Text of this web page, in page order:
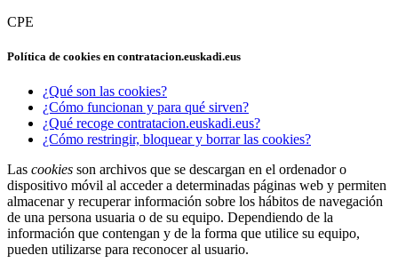
CPE
Política de cookies en contratacion.euskadi.eus
¿Qué son las cookies?
¿Cómo funcionan y para qué sirven?
¿Qué recoge contratacion.euskadi.eus?
¿Cómo restringir, bloquear y borrar las cookies?
Las cookies son archivos que se descargan en el ordenador o
dispositivo móvil al acceder a determinadas páginas web y permiten
almacenar y recuperar información sobre los hábitos de navegación
de una persona usuaria o de su equipo. Dependiendo de la
información que contengan y de la forma que utilice su equipo,
pueden utilizarse para reconocer al usuario.